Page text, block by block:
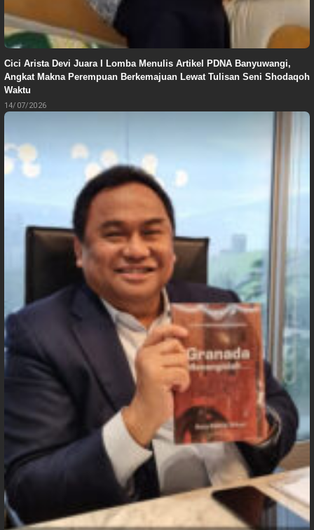
Cici Arista Devi Juara I Lomba Menulis Artikel PDNA Banyuwangi,
Angkat Makna Perempuan Berkemajuan Lewat Tulisan Seni Shodaqoh
Waktu
14/07/2026